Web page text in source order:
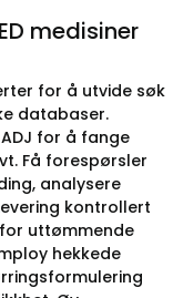
medisiner
for å utvide søk
databaser.
for å fange
Få forespørsler
analysere
kontrollert
uttømmende
hekkede